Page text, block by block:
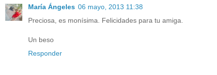
María Ángeles 06 mayo, 2013 11:38
Preciosa, es monísima. Felicidades para tu amiga.
Un beso
Responder